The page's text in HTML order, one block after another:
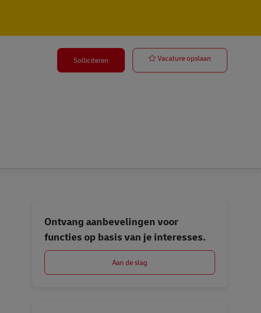
Solliciteren Vacature opslaan
Ontvang aanbevelingen voor
functies op basis van je interesses.
Aan de slag